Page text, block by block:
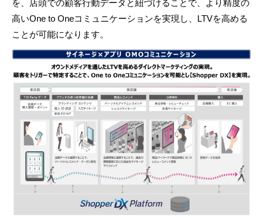
を、店頭での顧客行動データと紐づけることで、より精度の
高いOne to Oneコミュニケーションを実現し、LTVを高める
ことが可能になります。